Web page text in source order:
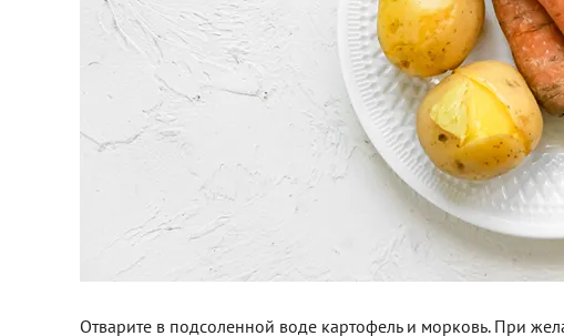
Отварите в подсоленной воде картофель и морковь. При